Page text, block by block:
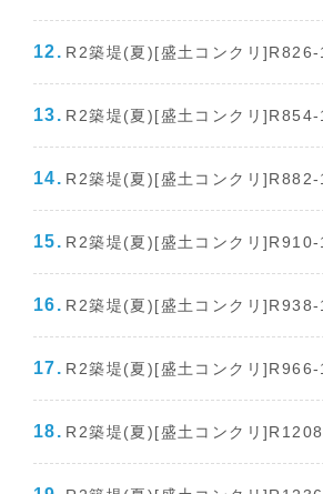
R2築堤(夏)[盛土コンクリ]R826-
R2築堤(夏)[盛土コンクリ]R854-
R2築堤(夏)[盛土コンクリ]R882-
R2築堤(夏)[盛土コンクリ]R910-
R2築堤(夏)[盛土コンクリ]R938-
R2築堤(夏)[盛土コンクリ]R966-
R2築堤(夏)[盛土コンクリ